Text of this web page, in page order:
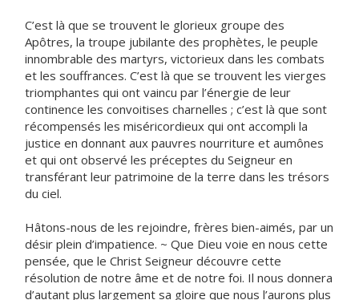
C’est là que se trouvent le glorieux groupe des
Apôtres, la troupe jubilante des prophètes, le peuple
innombrable des martyrs, victorieux dans les combats
et les souffrances. C’est là que se trouvent les vierges
triomphantes qui ont vaincu par l’énergie de leur
continence les convoitises charnelles ; c’est là que sont
récompensés les miséricordieux qui ont accompli la
justice en donnant aux pauvres nourriture et aumônes
et qui ont observé les préceptes du Seigneur en
transférant leur patrimoine de la terre dans les trésors
du ciel.
Hâtons-nous de les rejoindre, frères bien-aimés, par un
désir plein d’impatience. ~ Que Dieu voie en nous cette
pensée, que le Christ Seigneur découvre cette
résolution de notre âme et de notre foi. Il nous donnera
d’autant plus largement sa gloire que nous l’aurons plus